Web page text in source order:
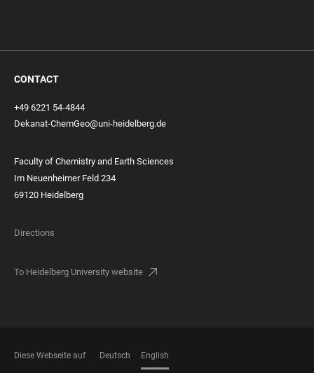
CONTACT
+49 6221 54-4844
Dekanat-ChemGeo@uni-heidelberg.de
Faculty of Chemistry and Earth Sciences
Im Neuenheimer Feld 234
69120 Heidelberg
Directions
To Heidelberg University website
Diese Webseite auf Deutsch English